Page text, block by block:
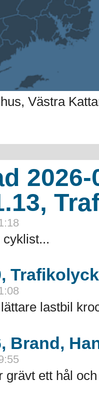
Västra
lastbil
Brand,
grävt ett hål